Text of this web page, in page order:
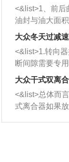
西取出来。但
的堵塞，就需
洗剂对堵塞的
放在燃油箱中
动时，就可以
室，最后形成
催化器得到清
能够得到解决。
一圈半的练习
圈数。
习，这样就可
驾驶车辆时，
向。
<&list>1、前后
油封与油大面
和发动机内持
逐渐减弱，导
活塞间隙过大
的间隙扩大，
造成烧机油。
机油粘度过小
象，机油粘度
大众冬天过减
<&list>1.转向
断间隙需要专
无法制作，需
店；<&list>2.
裂，破裂后会
损严重，磨损
响；<&list>3.
大众干式双离
<&list>总体而
式离合器如果